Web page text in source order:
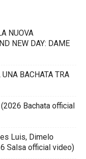
NUOVA
NEW DAY: DAME
BACHATA TRA
Bachata official
Luis, Dimelo
Salsa official video)